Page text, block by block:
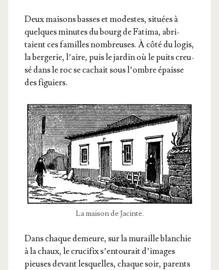
Deux mai­sons basses et modestes, situées à
quelques minutes du bourg de Fati­ma, abri­
taient ces familles nom­breuses. À côté du logis,
la ber­ge­rie, l’aire, puis le jar­din où le puits creu­
sé dans le roc se cachait sous l’ombre épaisse
des figuiers.
La mai­son de Jacinte.
Dans chaque demeure, sur la muraille blan­chie
à la chaux, le cru­ci­fix s’en­tou­rait d’i­mages
pieuses devant les­quelles, chaque soir, parents